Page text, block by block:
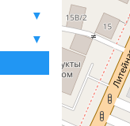
▼
▼